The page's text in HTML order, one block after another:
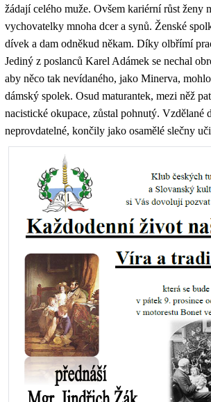
žádají celého muže. Ovšem kariérní růst
vychovatelky mnoha dcer a synů. Ženské
dívek a dam odněkud někam. Díky olbřímí
Jediný z poslanců Karel Adámek se nechal
aby něco tak nevídaného, jako Minerva,
dámský spolek. Osud maturantek, mezi něž
nacistické okupace, zůstal pohnutý.
neprovdatelné, končily jako osamělé slečny